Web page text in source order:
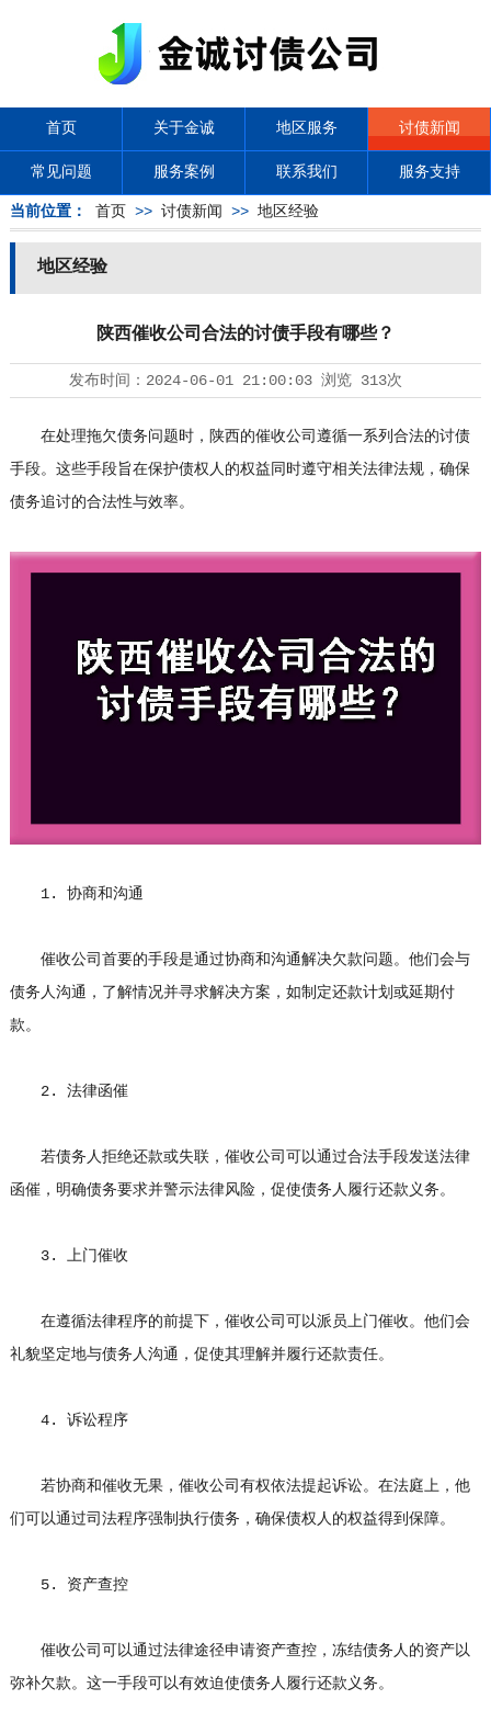
首页 关于金诚 地区服务 讨债新闻
常见问题 服务案例 联系我们 服务支持
当前位置： 首页 >> 讨债新闻 >> 地区经验
地区经验
陕西催收公司合法的讨债手段有哪些？
发布时间： 2024-06-01 21:00:03浏览 313次
在处理拖欠债务问题时，陕西的催收公司遵循一系列合法的讨债
手段。这些手段旨在保护债权人的权益同时遵守相关法律法规，确保
债务追讨的合法性与效率。
1. 协商和沟通
催收公司首要的手段是通过协商和沟通解决欠款问题。他们会与
债务人沟通，了解情况并寻求解决方案，如制定还款计划或延期付
款。
2. 法律函催
若债务人拒绝还款或失联，催收公司可以通过合法手段发送法律
函催，明确债务要求并警示法律风险，促使债务人履行还款义务。
3. 上门催收
在遵循法律程序的前提下，催收公司可以派员上门催收。他们会
礼貌坚定地与债务人沟通，促使其理解并履行还款责任。
4. 诉讼程序
若协商和催收无果，催收公司有权依法提起诉讼。在法庭上，他
们可以通过司法程序强制执行债务，确保债权人的权益得到保障。
5. 资产查控
催收公司可以通过法律途径申请资产查控，冻结债务人的资产以
弥补欠款。这一手段可以有效迫使债务人履行还款义务。